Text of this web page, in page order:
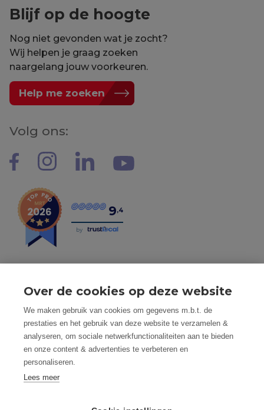
Blijf op de hoogte
Nog niet gevonden wat je zocht?
Wij helpen je graag zoeken
naargelang jouw voorkeuren.
Help me zoeken
Volg ons:
9,4
by
Mindset Real Estate bv - BTW: BE0634994563 -
Nacecode 68.100 - Maatschap. Zetel: Heuleplaats 16, 8501
Heule (Kortrijk)
Toezichthoudende autoriteit: Beroepsinstituut van
Vastgoedmakelaars, Luxemburgstraat 16 B te 1000
Over de cookies op deze website
We maken gebruik van cookies om gegevens m.b.t. de
prestaties en het gebruik van deze website te verzamelen &
analyseren, om sociale netwerkfunctionaliteiten aan te bieden
en onze content & advertenties te verbeteren en
personaliseren.
Lees meer